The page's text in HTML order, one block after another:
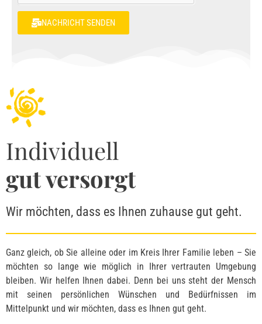
NACHRICHT SENDEN
Individuell
gut versorgt
Wir möchten, dass es Ihnen zuhause gut geht.
Ganz gleich, ob Sie alleine oder im Kreis Ihrer Familie leben – Sie
möchten so lange wie möglich in Ihrer vertrauten Umgebung
bleiben. Wir helfen Ihnen dabei. Denn bei uns steht der Mensch
mit seinen persönlichen Wünschen und Bedürfnissen im
Mittelpunkt und wir möchten, dass es Ihnen gut geht.